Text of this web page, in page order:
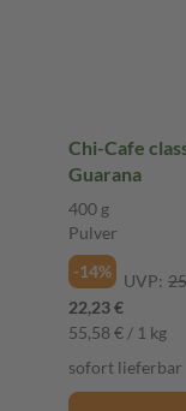
Chi-Cafe
Guarana
400 g
Pulver
-14%
UVP:
22,23 €
55,58 € / 1 kg
sofort lieferbar